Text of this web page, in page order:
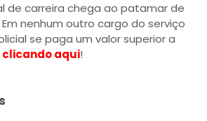
de carreira chega ao patamar de
Em nenhum outro cargo do serviço
se paga um valor superior a
clicando aqui!